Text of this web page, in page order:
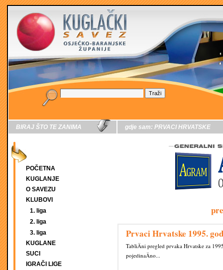
BIRAJ ŠTO TE ZANIMA
POČETNA
KUGLANJE
O SAVEZU
KLUBOVI
1. liga
2. liga
3. liga
KUGLANE
SUCI
IGRAČI LIGE
gdje sam: PRVACI HRVATSKE
Prvaci Hrvatske 1995.
TabliÄni pregled prvaka Hrvatske za
pojedinaÄno...